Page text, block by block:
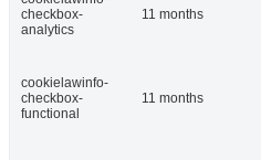
checkbox-
analytics
11 months
cookielawinfo-
checkbox-
functional
11 months